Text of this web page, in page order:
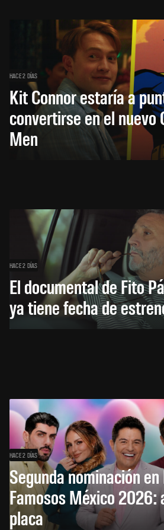
HACE 2 DÍAS
Kit Connor estaría a
convertirse en el nuevo
Men
HACE 2 DÍAS
El documental de Fito
ya tiene fecha de
HACE 2 DÍAS
Segunda nominación
Famosos México 2026:
placa